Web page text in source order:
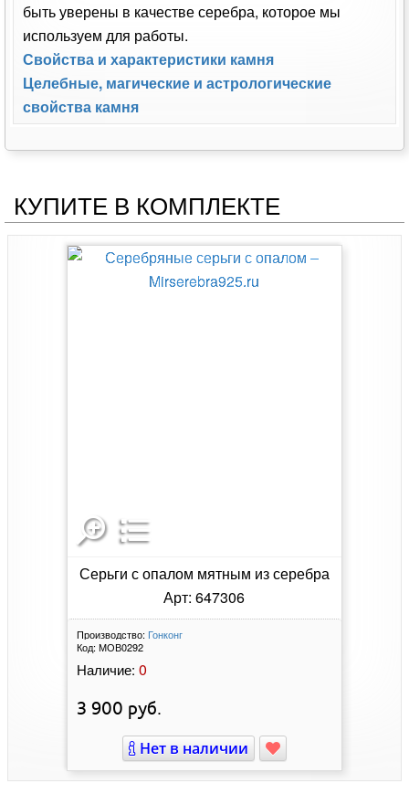
быть уверены в качестве серебра, которое мы
используем для работы.
Свойства и характеристики камня
Целебные, магические и астрологические
свойства камня
КУПИТЕ В КОМПЛЕКТЕ
Серьги с опалом мятным из серебра
Арт: 647306
Производство: Гонконг
Код: МОВ0292
Наличие: 0
3 900 руб.
Нет в наличии